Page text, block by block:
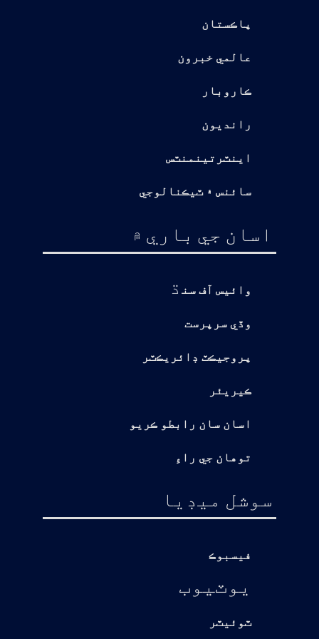
پاڪستان
عالمي خبرون
ڪاروبار
رانديون
اينٽرتينمنٽس
سائنس ۽ ٽيڪنالوجي
اسان جي باري ۾
وائيس آف سن ڌ
وڏي سرپرست
پروجيڪٽ ڊائريڪٽر
ڪيريئر
اسان سان رابطو ڪريو
توهان جي راءِ
سوشل ميڊيا
فيسبوڪ
يوٽيوب
ٽوئيٽر